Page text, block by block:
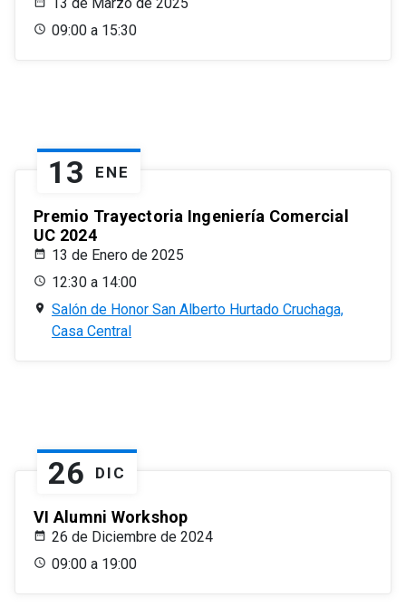
09:00 a 15:30
13 ENE
Premio Trayectoria Ingeniería Comercial
UC 2024
13 de Enero de 2025
12:30 a 14:00
Salón de Honor San Alberto Hurtado Cruchaga,
Casa Central
26 DIC
VI Alumni Workshop
26 de Diciembre de 2024
09:00 a 19:00